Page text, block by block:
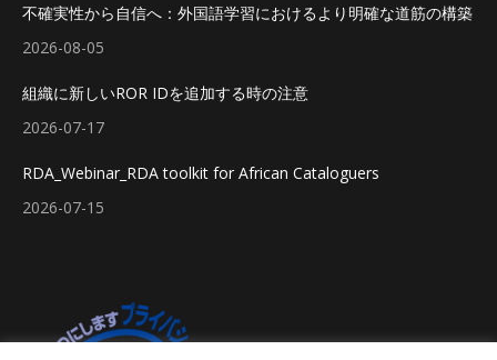
不確実性から自信へ：外国語学習におけるより明確な道筋の構築
2026-08-05
組織に新しいROR IDを追加する時の注意
2026-07-17
RDA_Webinar_RDA toolkit for African Cataloguers
2026-07-15